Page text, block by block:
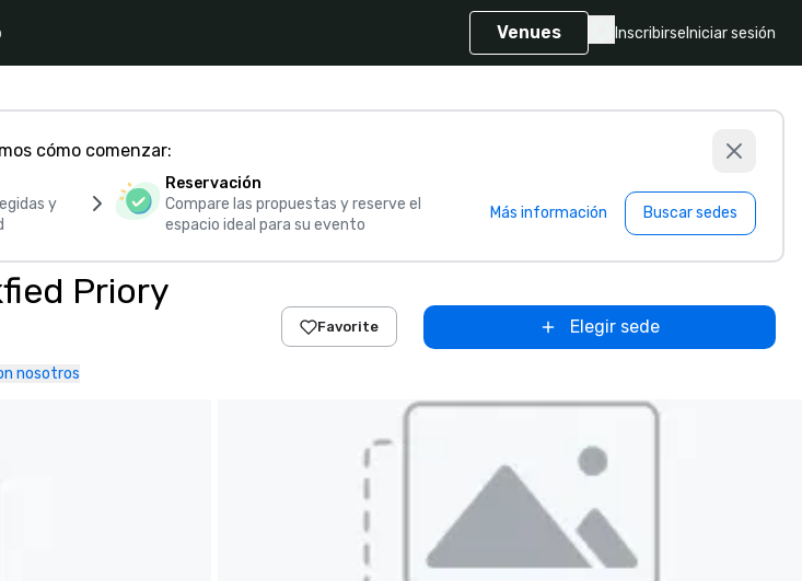
Venues Inscribirse Iniciar sesión
cómo comenzar:
y
Reservación
Compare las propuestas y reserve el
espacio ideal para su evento
Más información Buscar sedes
Priory
nosotros
Favorite Elegir sede